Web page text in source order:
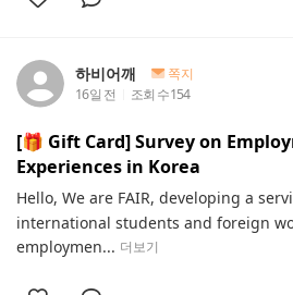
하비어깨
쪽지
16일 전
조회 수154
[🎁 Gift Card] Survey on
Experiences in Korea
Hello, We are FAIR, developing a
international students and foreign
employmen... 더보기